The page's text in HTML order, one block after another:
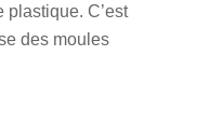
plastique. C’est
des moules